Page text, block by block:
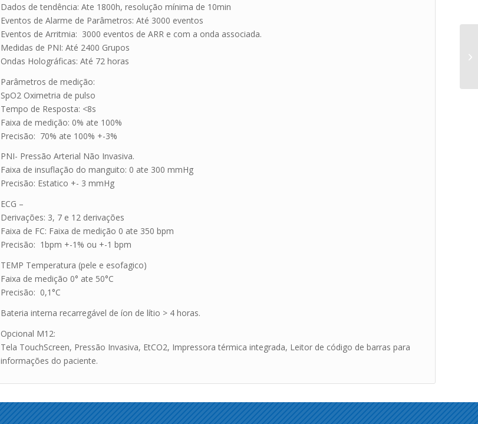
Dados de tendência: Ate 1800h, resolução mínima de 10min
Eventos de Alarme de Parâmetros: Até 3000 eventos
Eventos de Arritmia: 3000 eventos de ARR e com a onda associada.
Medidas de PNI: Até 2400 Grupos
Ondas Holográficas: Até 72 horas
Parâmetros de medição:
SpO2 Oximetria de pulso
Tempo de Resposta: <8s
Faixa de medição: 0% ate 100%
Precisão: 70% ate 100% +-3%
PNI- Pressão Arterial Não Invasiva.
Faixa de insuflação do manguito: 0 ate 300 mmHg
Precisão: Estatico +- 3 mmHg
ECG –
Derivações: 3, 7 e 12 derivações
Faixa de FC: Faixa de medição 0 ate 350 bpm
Precisão: 1bpm +-1% ou +-1 bpm
TEMP Temperatura (pele e esofagico)
Faixa de medição 0° ate 50°C
Precisão: 0,1°C
Bateria interna recarregável de íon de lítio > 4 horas.
Opcional M12:
Tela TouchScreen, Pressão Invasiva, EtCO2, Impressora térmica integrada, Leitor de código de barras para
informações do paciente.